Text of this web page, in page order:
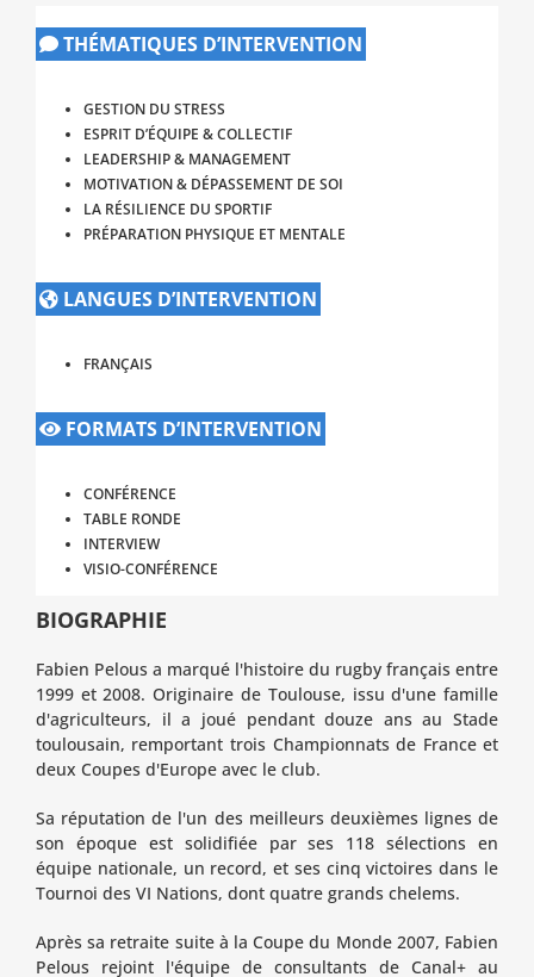
THÉMATIQUES D’INTERVENTION
GESTION DU STRESS
ESPRIT D’ÉQUIPE & COLLECTIF
LEADERSHIP & MANAGEMENT
MOTIVATION & DÉPASSEMENT DE SOI
LA RÉSILIENCE DU SPORTIF
PRÉPARATION PHYSIQUE ET MENTALE
LANGUES D’INTERVENTION
FRANÇAIS
FORMATS D’INTERVENTION
CONFÉRENCE
TABLE RONDE
INTERVIEW
VISIO-CONFÉRENCE
BIOGRAPHIE
Fabien Pelous a marqué l'histoire du rugby français entre
1999 et 2008. Originaire de Toulouse, issu d'une famille
d'agriculteurs, il a joué pendant douze ans au Stade
toulousain, remportant trois Championnats de France et
deux Coupes d'Europe avec le club.
Sa réputation de l'un des meilleurs deuxièmes lignes de
son époque est solidifiée par ses 118 sélections en
équipe nationale, un record, et ses cinq victoires dans le
Tournoi des VI Nations, dont quatre grands chelems.
Après sa retraite suite à la Coupe du Monde 2007, Fabien
Pelous rejoint l'équipe de consultants de Canal+ au